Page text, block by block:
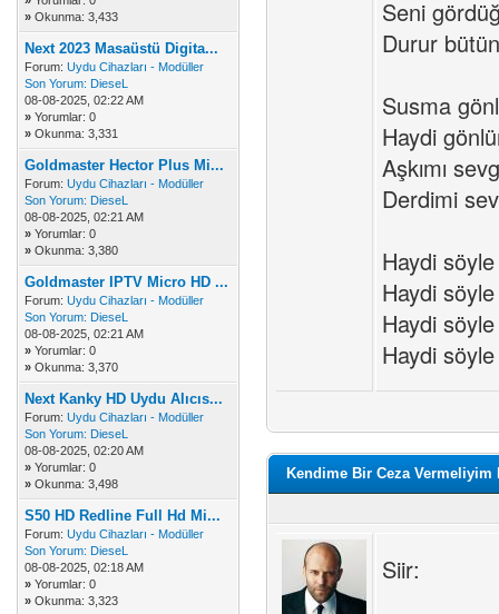
» Okunma: 3,433
Next 2023 Masaüstü Digita...
Forum: Uydu Cihazları - Modüller
Son Yorum: DieseL
08-08-2025, 02:22 AM
» Yorumlar: 0
» Okunma: 3,331
Goldmaster Hector Plus Mi...
Forum: Uydu Cihazları - Modüller
Son Yorum: DieseL
08-08-2025, 02:21 AM
» Yorumlar: 0
» Okunma: 3,380
Goldmaster IPTV Micro HD ...
Forum: Uydu Cihazları - Modüller
Son Yorum: DieseL
08-08-2025, 02:21 AM
» Yorumlar: 0
» Okunma: 3,370
Next Kanky HD Uydu Alıcıs...
Forum: Uydu Cihazları - Modüller
Son Yorum: DieseL
08-08-2025, 02:20 AM
» Yorumlar: 0
» Okunma: 3,498
S50 HD Redline Full Hd Mi...
Forum: Uydu Cihazları - Modüller
Son Yorum: DieseL
08-08-2025, 02:18 AM
» Yorumlar: 0
» Okunma: 3,323
Seni
Durur
Susma
Haydi
Aşkımı
Derdimi
Haydi
Haydi
Haydi
Haydi söyle
Kendime Bir Ceza Vermeliyim
Siir: